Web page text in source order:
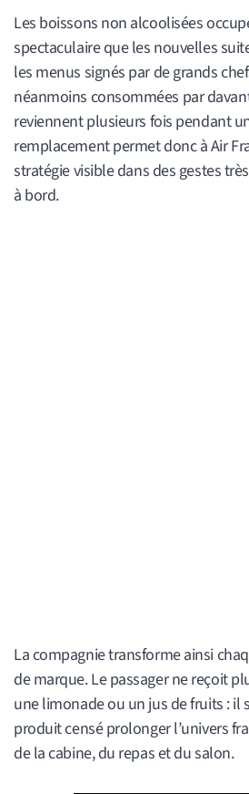
Les boissons non alcoolisées
spectaculaire que les nouvelles
les menus signés par de grands
néanmoins consommées par
reviennent plusieurs fois pendant
remplacement permet donc à Air
stratégie visible dans des gestes
à bord.
La compagnie transforme ainsi
de marque. Le passager ne reçoit
une limonade ou un jus de fruits : il
produit censé prolonger l’univers
de la cabine, du repas et du salon.